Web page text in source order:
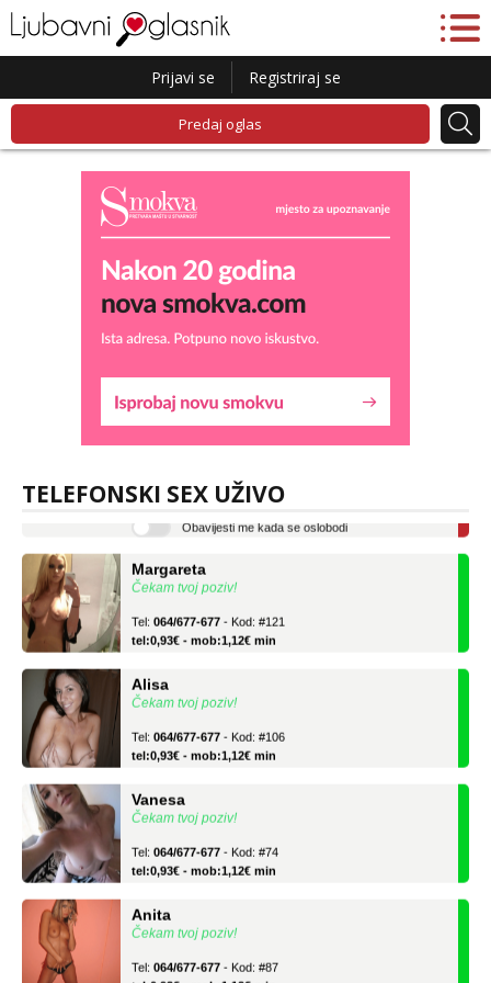
Prijavi se Registriraj se
Predaj oglas
TELEFONSKI SEX UŽIVO
tel:0,93€ - mob:1,12€ min
Čekam tvoj poziv!
tel:0,93€ - mob:1,12€ min
Čekam tvoj poziv!
tel:0,93€ - mob:1,12€ min
Čekam tvoj poziv!
tel:0,93€ - mob:1,12€ min
Čekam tvoj poziv!
tel:0,93€ - mob:1,12€ min